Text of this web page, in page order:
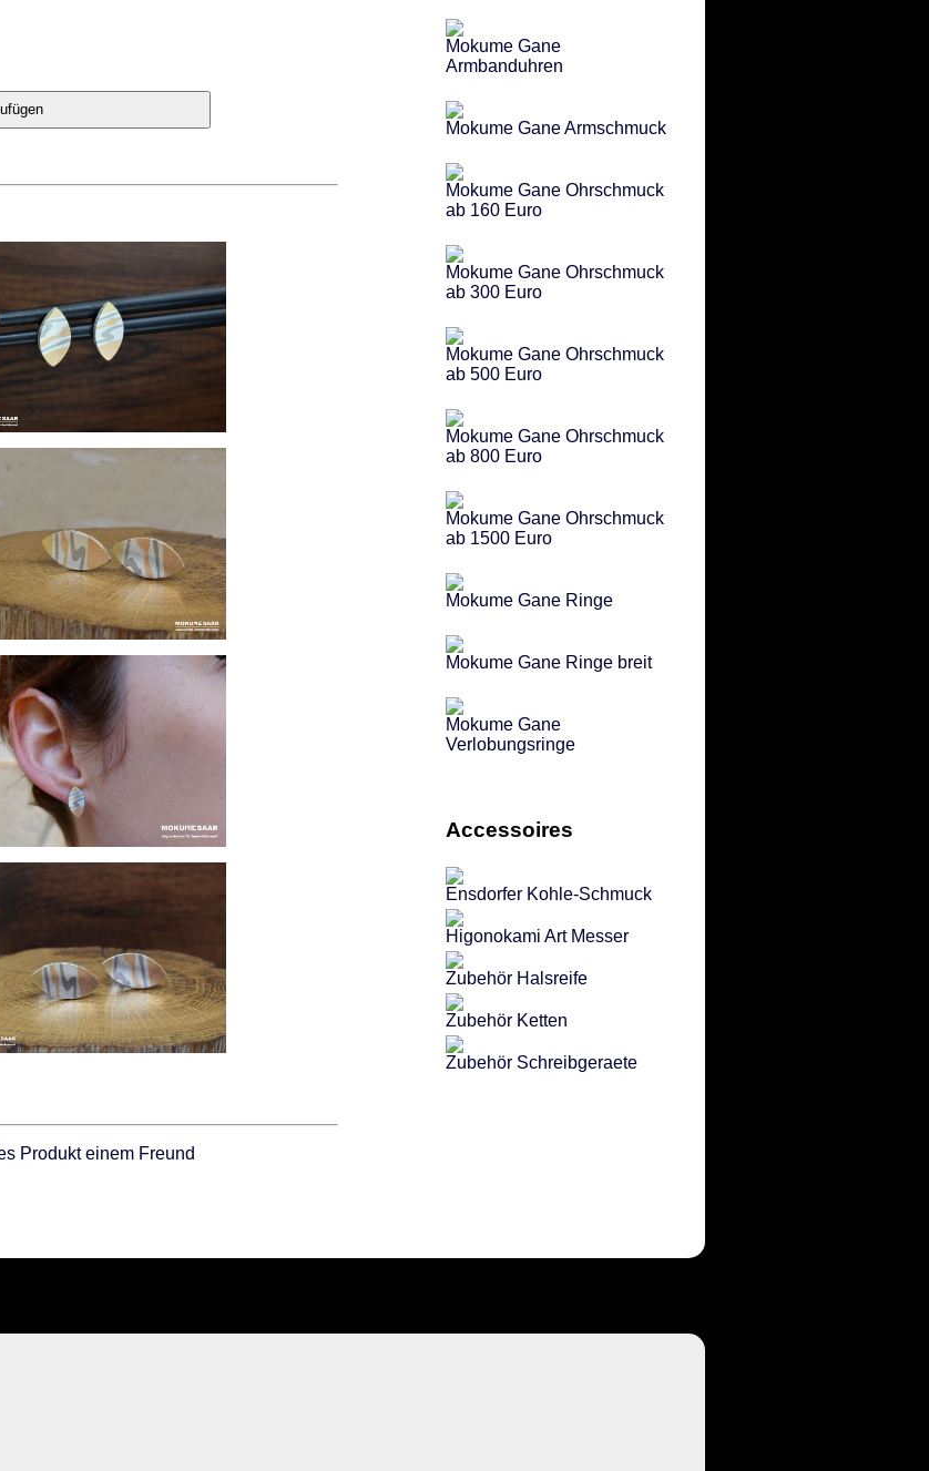
Produkt einem Freund
Mokume Gane
Armbanduhren
Mokume Gane Armschmuck
Mokume Gane Ohrschmuck
ab 160 Euro
Mokume Gane Ohrschmuck
ab 300 Euro
Mokume Gane Ohrschmuck
ab 500 Euro
Mokume Gane Ohrschmuck
ab 800 Euro
Mokume Gane Ohrschmuck
ab 1500 Euro
Mokume Gane Ringe
Mokume Gane Ringe breit
Mokume Gane
Verlobungsringe
Accessoires
Ensdorfer Kohle-Schmuck
Higonokami Art Messer
Zubehör Halsreife
Zubehör Ketten
Zubehör Schreibgeraete